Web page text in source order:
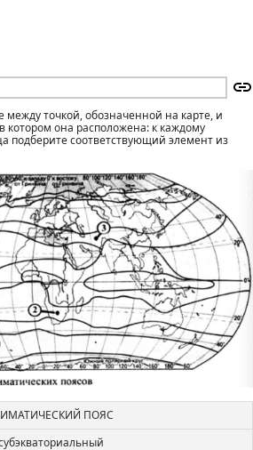
между точкой, обозначенной на карте, и
котором она расположена: к каждому
подберите соответствующий элемент из
ПОЯС